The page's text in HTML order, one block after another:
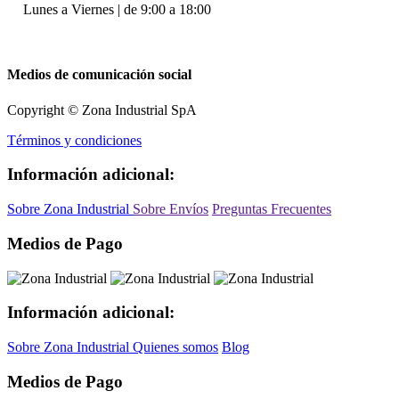
Lunes a Viernes | de 9:00 a 18:00
Medios de comunicación social
Copyright © Zona Industrial SpA
Términos y condiciones
Información adicional:
Sobre Zona Industrial Sobre Envíos Preguntas Frecuentes
Medios de Pago
Información adicional:
Sobre Zona Industrial Quienes somos Blog
Medios de Pago